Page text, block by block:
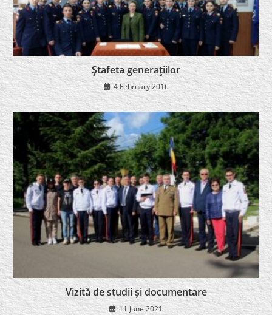
Ştafeta generaţiilor
4 February 2016
Vizită de studii și documentare
11 June 2021